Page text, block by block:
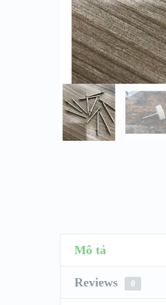
Mô tả
Reviews 0